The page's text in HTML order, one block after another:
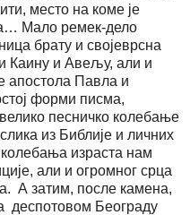
место на коме је
Мало ремек-дело
брату и својеврсна
Каину и Авељу, али и
апостола Павла и
форми писма,
песничко колебање
из Библије и личних
израста нам
али и огромног срца
А затим, после камена,
деспотовом Београду